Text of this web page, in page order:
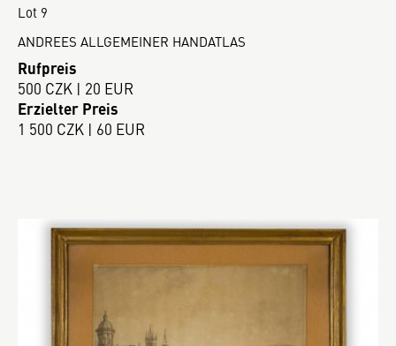
Lot 9
ANDREES ALLGEMEINER HANDATLAS
Rufpreis
500 CZK | 20 EUR
Erzielter Preis
1 500 CZK | 60 EUR